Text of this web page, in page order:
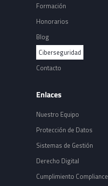
Formación
Honorarios
Blog
Ciberseguridad
Contacto
Enlaces
Nuestro Equipo
Protección de Datos
Sistemas de Gestión
Derecho Digital
Cumplimiento Compliance